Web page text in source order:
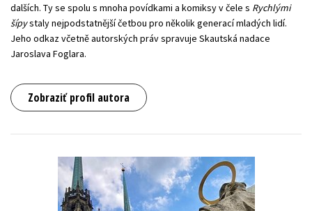
dalších. Ty se spolu s mnoha povídkami a komiksy v čele s Rychlými
šípystaly nejpodstatnější četbou pro několik generací mladých lidí.
Jeho odkaz včetně autorských práv spravuje Skautská nadace
Jaroslava Foglara.
Zobraziť profil autora